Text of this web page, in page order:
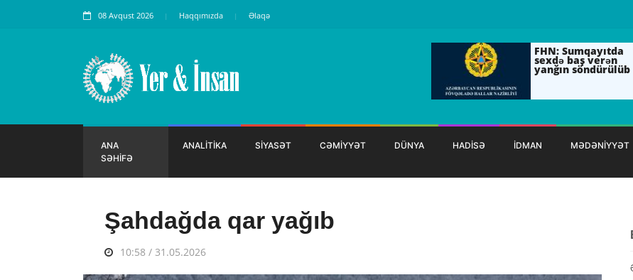
08 Avqust 2026 Haqqımızda Əlaqə
FHN: Sumqayıtda
sexdə baş verən
yanğın söndürülüb
ANA
SƏHİFƏ
ANALİTİKA SİYASƏT CƏMİYYƏT DÜNYA HADİSƏ İDMAN MƏDƏNİYYƏT
Şahdağda qar yağıb
10:58 / 31.05.2026